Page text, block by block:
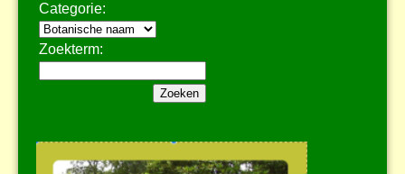
Categorie:
Zoekterm: